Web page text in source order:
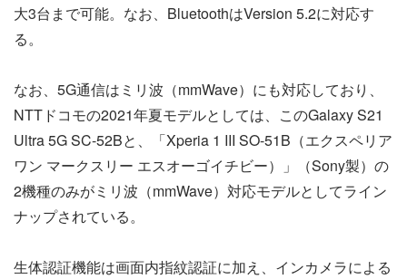
大3台まで可能。なお、BluetoothはVersion 5.2に対応す
る。
なお、5G通信はミリ波（mmWave）にも対応しており、
NTTドコモの2021年夏モデルとしては、このGalaxy S21
Ultra 5G SC-52Bと、「Xperia 1 III SO-51B（エクスペリア
ワン マークスリー エスオーゴイチビー）」（Sony製）の
2機種のみがミリ波（mmWave）対応モデルとしてライン
ナップされている。
生体認証機能は画面内指紋認証に加え、インカメラによる